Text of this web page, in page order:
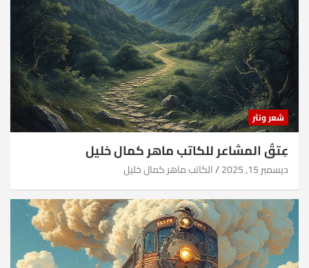
شعر ونثر
عِتقُ المشاعر للكاتب ماهر كمال خليل
ديسمبر 15, 2025 الكاتب ماهر كمال خليل